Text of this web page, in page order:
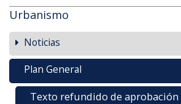
Urbanismo
Noticias
Plan General
Texto refundido de